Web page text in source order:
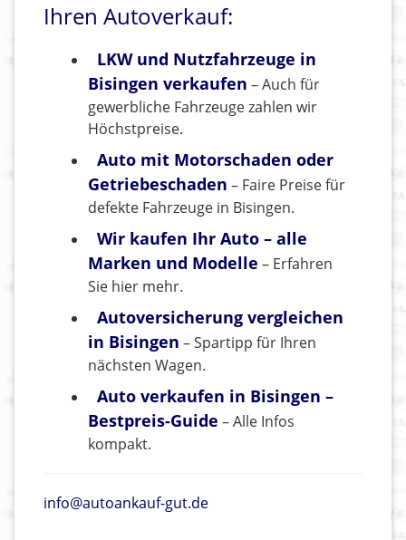
Ihren Autoverkauf:
LKW und Nutzfahrzeuge in
Bisingen verkaufen – Auch für
gewerbliche Fahrzeuge zahlen wir
Höchstpreise.
Auto mit Motorschaden oder
Getriebeschaden – Faire Preise für
defekte Fahrzeuge in Bisingen.
Wir kaufen Ihr Auto – alle
Marken und Modelle – Erfahren
Sie hier mehr.
Autoversicherung vergleichen
in Bisingen – Spartipp für Ihren
nächsten Wagen.
Auto verkaufen in Bisingen –
Bestpreis-Guide – Alle Infos
kompakt.
info@autoankauf-gut.de